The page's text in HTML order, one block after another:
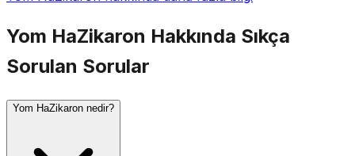
Yom HaZikaron Hakkında Sıkça
Sorulan Sorular
Yom HaZikaron nedir?